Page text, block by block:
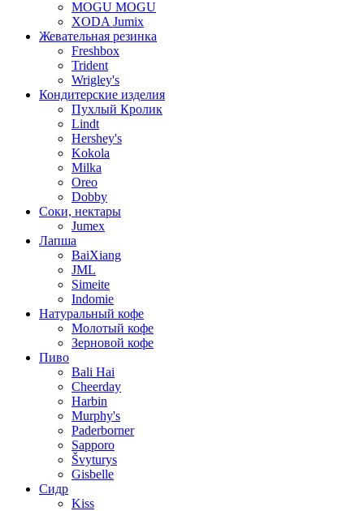
MOGU MOGU
XODA Jumix
Жевательная резинка
Freshbox
Trident
Wrigley's
Кондитерские изделия
Пухлый Кролик
Lindt
Hershey's
Kokola
Milka
Oreo
Dobby
Соки, нектары
Jumex
Лапша
BaiXiang
JML
Simeite
Indomie
Натуральный кофе
Молотый кофе
Зерновой кофе
Пиво
Bali Hai
Cheerday
Harbin
Murphy's
Paderborner
Sapporo
Švyturys
Gisbelle
Сидр
Kiss